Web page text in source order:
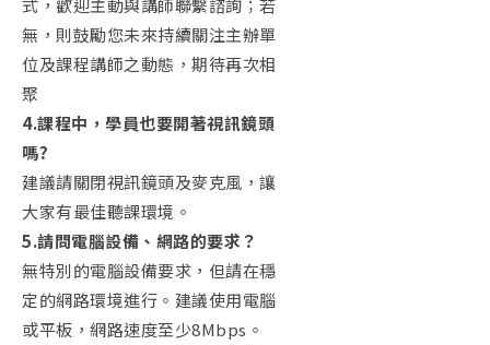
式，歡迎主動與講師聯繫諮詢；若
無，則鼓勵您未來持續關注主辦單
位及課程講師之動態，期待再次相
聚
4.課程中，學員也要開著視訊鏡頭
嗎?
建議請關閉視訊鏡頭及麥克風，讓
大家有最佳聽課環境。
5.請問電腦設備、網路的要求？
無特別的電腦設備要求，但請在穩
定的網路環境進行。建議使用電腦
或平板，網路速度至少8Mbps。